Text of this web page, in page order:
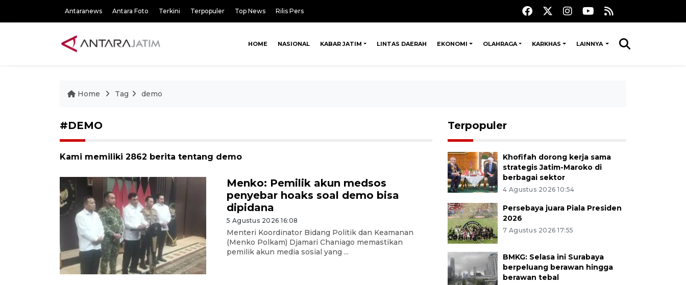
Antaranews Antara Foto Terkini Terpopuler Top News Rilis Pers
HOME NASIONAL KABAR JATIM LINTAS DAERAH EKONOMI OLAHRAGA KARKHAS LAINNYA
Home Tag demo
#DEMO
Kami memiliki 2862 berita tentang demo
Menko: Pemilik akun medsos
penyebar hoaks soal demo bisa
dipidana
5 Agustus 2026 16:08
Menteri Koordinator Bidang Politik dan Keamanan
(Menko Polkam) Djamari Chaniago memastikan
pemilik akun media sosial yang ...
Terpopuler
Khofifah dorong kerja sama
strategis Jatim-Maroko di
berbagai sektor
4 Agustus 2026 10:54
Persebaya juara Piala Presiden
2026
7 Agustus 2026 17:55
BMKG: Selasa ini Surabaya
berpeluang berawan hingga
berawan tebal